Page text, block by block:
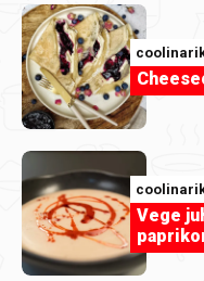
Članak
Nogometna
koja fitaju uz
Vege